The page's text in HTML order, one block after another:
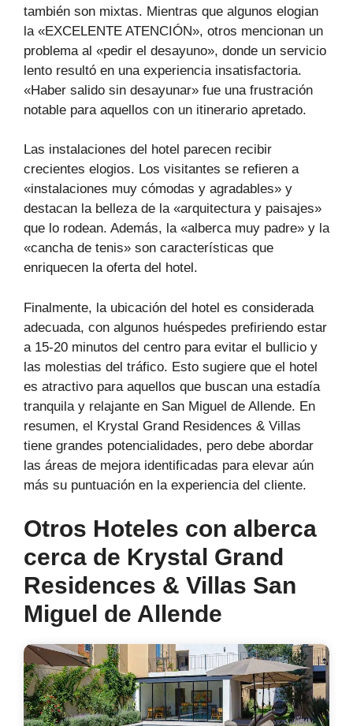
también son mixtas. Mientras que algunos elogian
la «EXCELENTE ATENCIÓN», otros mencionan un
problema al «pedir el desayuno», donde un servicio
lento resultó en una experiencia insatisfactoria.
«Haber salido sin desayunar» fue una frustración
notable para aquellos con un itinerario apretado.
Las instalaciones del hotel parecen recibir
crecientes elogios. Los visitantes se refieren a
«instalaciones muy cómodas y agradables» y
destacan la belleza de la «arquitectura y paisajes»
que lo rodean. Además, la «alberca muy padre» y la
«cancha de tenis» son características que
enriquecen la oferta del hotel.
Finalmente, la ubicación del hotel es considerada
adecuada, con algunos huéspedes prefiriendo estar
a 15-20 minutos del centro para evitar el bullicio y
las molestias del tráfico. Esto sugiere que el hotel
es atractivo para aquellos que buscan una estadía
tranquila y relajante en San Miguel de Allende. En
resumen, el Krystal Grand Residences & Villas
tiene grandes potencialidades, pero debe abordar
las áreas de mejora identificadas para elevar aún
más su puntuación en la experiencia del cliente.
Otros Hoteles con alberca
cerca de Krystal Grand
Residences & Villas San
Miguel de Allende